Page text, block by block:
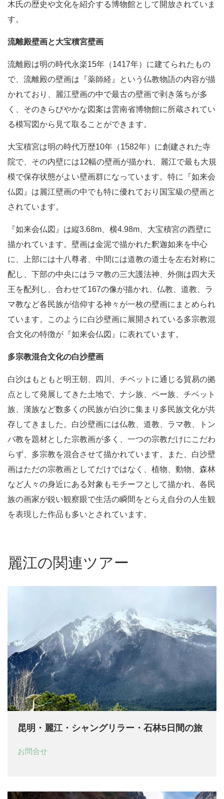
木氏の歴史や文化を紹介する博物館として開放されていま
す。
流離殿壁画と大宝積宮壁画
流離殿は明の時代永楽15年（1417年）に建てられたもの
で、流離殿の壁画は『薬師経』という仏教物語の内容が描
かれており、麗江壁画の中で最古の壁画で剥き落ちが多
く、そのきらびやかな図案は雲南省博物館に所蔵されてい
る模写図から見て取ることができます。
大宝積宮は明の時代万歴10年（1582年）に創建された寺
院で、その内壁には12幅の壁画が描かれ、麗江で最も大規
模で保存状態がよい壁画群になっています。特に『如来会
仏図』は麗江壁画の中でも特に優れており国宝級の壁画と
されています。
『如来会仏図』は縦3.68m、横4.98m、大宝積宮の西壁に
描かれています。壁画は金泥で描かれた釈迦如来を中心
に、上部には十八尊者、中間には道教の道士を左右対称に
配し、下部の中央にはラマ教の三大護法神、外側は四大天
王を配列し、合わせて167の像が描かれ、仏教、道教、ラ
マ教など各民族が信仰する神々が一枚の壁画にまとめられ
ています。このように白沙壁画に展開されている多宗教混
合文化の特徴が『如来会仏図』に表れています。
多宗教混合文化の白沙壁画
白沙はもともと明王朝、四川、チベットに通じる貿易の拠
点として発展してきた土地で、ナシ族、ペー族、チベット
族、漢族など数多くの民族が白沙に集まり多民族文化が共
存してきました。白沙壁画には仏教、道教、ラマ教、トン
パ教を題材とした宗教画が多く、一つの宗教だけにこだわ
らず、多宗教を混合させて描かれています。また、白沙壁
画はただの宗教画としてだけではなく、植物、動物、森林
など人々の身近にある対象もモチーフとして描かれ、各民
族の画家が鋭い観察眼で生活の瞬間をとらえ自分の人生観
を表現した作品も多いとされています。
麗江の関連ツアー
昆明・麗江・シャングリラー・石林5日間の旅
お問合せ